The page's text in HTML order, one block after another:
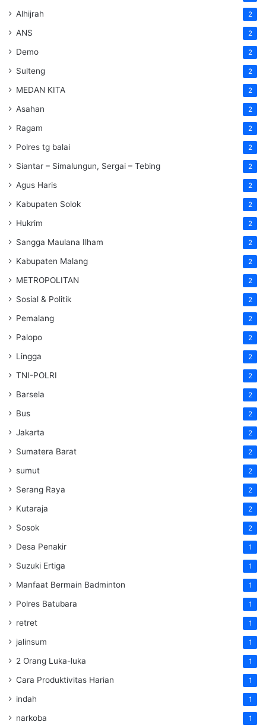
Alhijrah 2
ANS 2
Demo 2
Sulteng 2
MEDAN KITA 2
Asahan 2
Ragam 2
Polres tg balai 2
Siantar – Simalungun, Sergai – Tebing 2
Agus Haris 2
Kabupaten Solok 2
Hukrim 2
Sangga Maulana Ilham 2
Kabupaten Malang 2
METROPOLITAN 2
Sosial & Politik 2
Pemalang 2
Palopo 2
Lingga 2
TNI-POLRI 2
Barsela 2
Bus 2
Jakarta 2
Sumatera Barat 2
sumut 2
Serang Raya 2
Kutaraja 2
Sosok 2
Desa Penakir 1
Suzuki Ertiga 1
Manfaat Bermain Badminton 1
Polres Batubara 1
retret 1
jalinsum 1
2 Orang Luka-luka 1
Cara Produktivitas Harian 1
indah 1
narkoba 1